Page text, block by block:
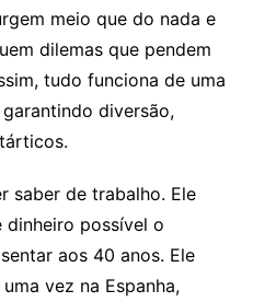
meio que do nada e
dilemas que pendem
tudo funciona de uma
diversão,
saber de trabalho. Ele
dinheiro possível o
aos 40 anos. Ele
vez na Espanha,